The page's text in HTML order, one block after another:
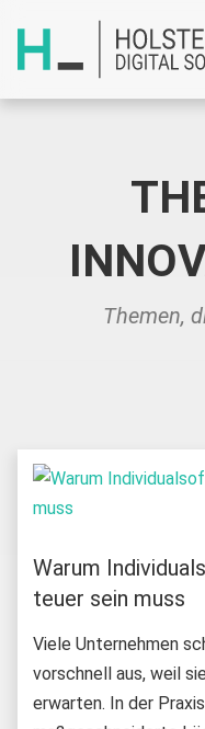
Themen,
Warum
teuer sein muss
Viele Unternehmen
vorschnell aus, weil
erwarten. In der